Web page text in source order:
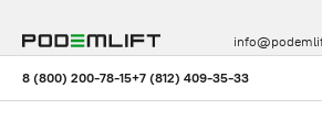
8 (800) 200-78-15+7 (812) 409-35-33